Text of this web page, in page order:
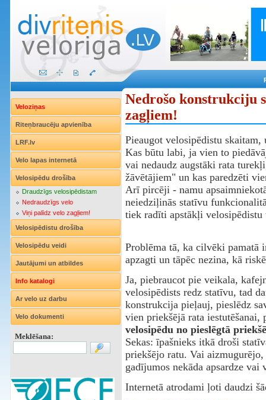
Veloziņas
Riteņbraucēju apvienība
LRF.lv
Velo lapas internetā
Velosipēdu drošība
Draudzīgs velosipēdistam
Nedraudzīgs velo
Viņi palīdz velo zagļiem!
Velosipēdistu drošība
Velosipēdu veidi
Jautājumi un atbildes
Info katalogi
Ar velo uz darbu
Velo dokumenti
Meklēšana:
Nedrošo konstrukciju
zagļiem!
Pieaugot velosipēdistu
Kas būtu labi, ja vien to
vai nedaudz augstāki rata
žāvētājiem" un kas paredzēti
Arī pircēji - namu
neiedziļinās statīvu
tiek radīti apstākļi velosipēdistu
Problēma tā, ka cilvēki pamatā
apzagti un tāpēc nezina, kā
Ja, piebraucot pie veikala,
velosipēdists redz statīvu, tad
konstrukcija pieļauj, pieslēdz
vien priekšējā rata iestutēšanai,
velosipēdu no pieslēgtā
Sekas: īpašnieks itkā droši
priekšējo ratu. Vai
gadījumos nekāda apsardze vai
Internetā atrodami ļoti daudzi